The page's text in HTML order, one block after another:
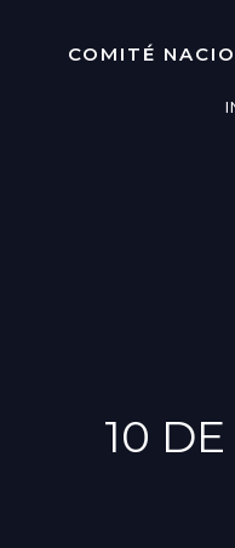
COMITÉ
10